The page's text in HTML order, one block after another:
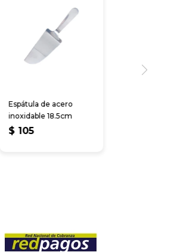
Espátula de acero
inoxidable 18.5cm
$ 105